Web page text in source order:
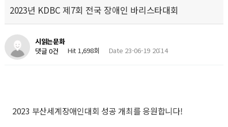
2023년 KDBC 제7회 전국 장애인 바리스타대회
시읽는문화
댓글 0건
Hit 1,698회 Date 23-06-19 20:14
2023 부산세계장애인대회 성공 개최를 응원합니다!